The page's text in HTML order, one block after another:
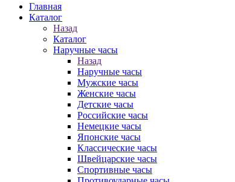
Главная
Каталог
Назад
Каталог
Наручные часы
Назад
Наручные часы
Мужские часы
Женские часы
Детские часы
Российские часы
Немецкие часы
Японские часы
Классические часы
Швейцарские часы
Спортивные часы